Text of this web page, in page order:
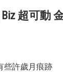
Biz 超可動
些許歲月痕跡